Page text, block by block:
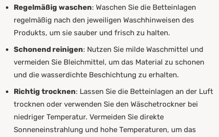
Regelmäßig waschen: Waschen Sie die Betteinlagen
regelmäßig nach den jeweiligen Waschhinweisen des
Produkts, um sie sauber und frisch zu halten.
Schonend reinigen: Nutzen Sie milde Waschmittel und
vermeiden Sie Bleichmittel, um das Material zu schonen
und die wasserdichte Beschichtung zu erhalten.
Richtig trocknen: Lassen Sie die Betteinlagen an der Luft
trocknen oder verwenden Sie den Wäschetrockner bei
niedriger Temperatur. Vermeiden Sie direkte
Sonneneinstrahlung und hohe Temperaturen, um das